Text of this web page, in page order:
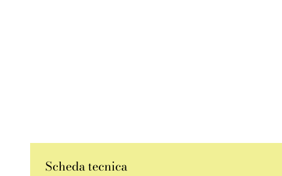
Scheda tecnica